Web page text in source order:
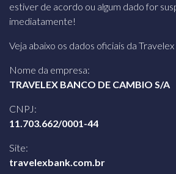
estiver de acordo ou algum dado for
imediatamente!
Veja abaixo os dados oficiais da
Nome da empresa:
TRAVELEX BANCO DE CAMBIO S/A
CNPJ:
11.703.662/0001-44
Site:
travelexbank.com.br